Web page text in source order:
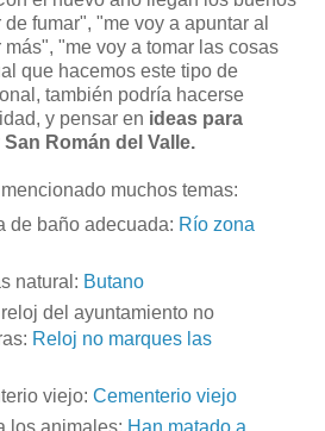
fumar", "me voy a apuntar al
"me voy a tomar las cosas
que hacemos este tipo de
también podría hacerse
y pensar en ideas para
Román del Valle.
muchos temas:
de baño adecuada: Río zona
natural: Butano
del ayuntamiento no
Reloj no marques las
viejo: Cementerio viejo
los animales: Han matado a